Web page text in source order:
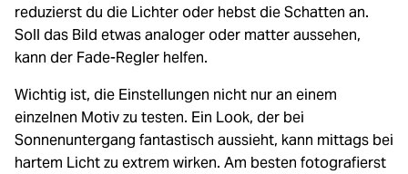
reduzierst du die Lichter oder hebst die Schatten an.
Soll das Bild etwas analoger oder matter aussehen,
kann der Fade-Regler helfen.
Wichtig ist, die Einstellungen nicht nur an einem
einzelnen Motiv zu testen. Ein Look, der bei
Sonnenuntergang fantastisch aussieht, kann mittags bei
hartem Licht zu extrem wirken. Am besten fotografierst